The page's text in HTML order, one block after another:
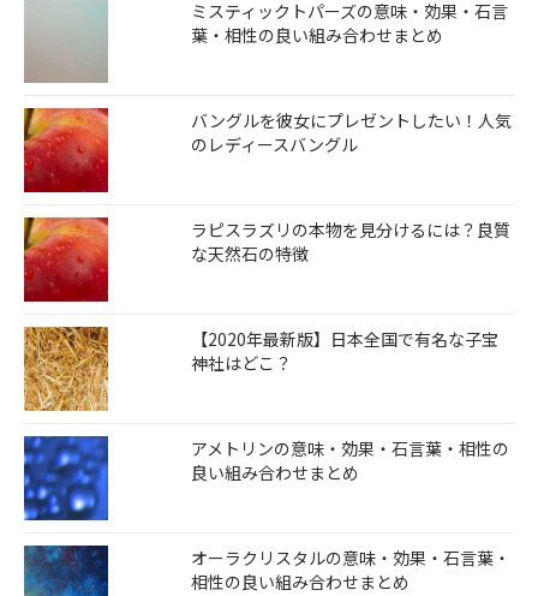
ミスティックトパーズの意味・効果・石言
葉・相性の良い組み合わせまとめ
バングルを彼女にプレゼントしたい！人気
のレディースバングル
ラピスラズリの本物を見分けるには？良質
な天然石の特徴
【2020年最新版】日本全国で有名な子宝
神社はどこ？
アメトリンの意味・効果・石言葉・相性の
良い組み合わせまとめ
オーラクリスタルの意味・効果・石言葉・
相性の良い組み合わせまとめ